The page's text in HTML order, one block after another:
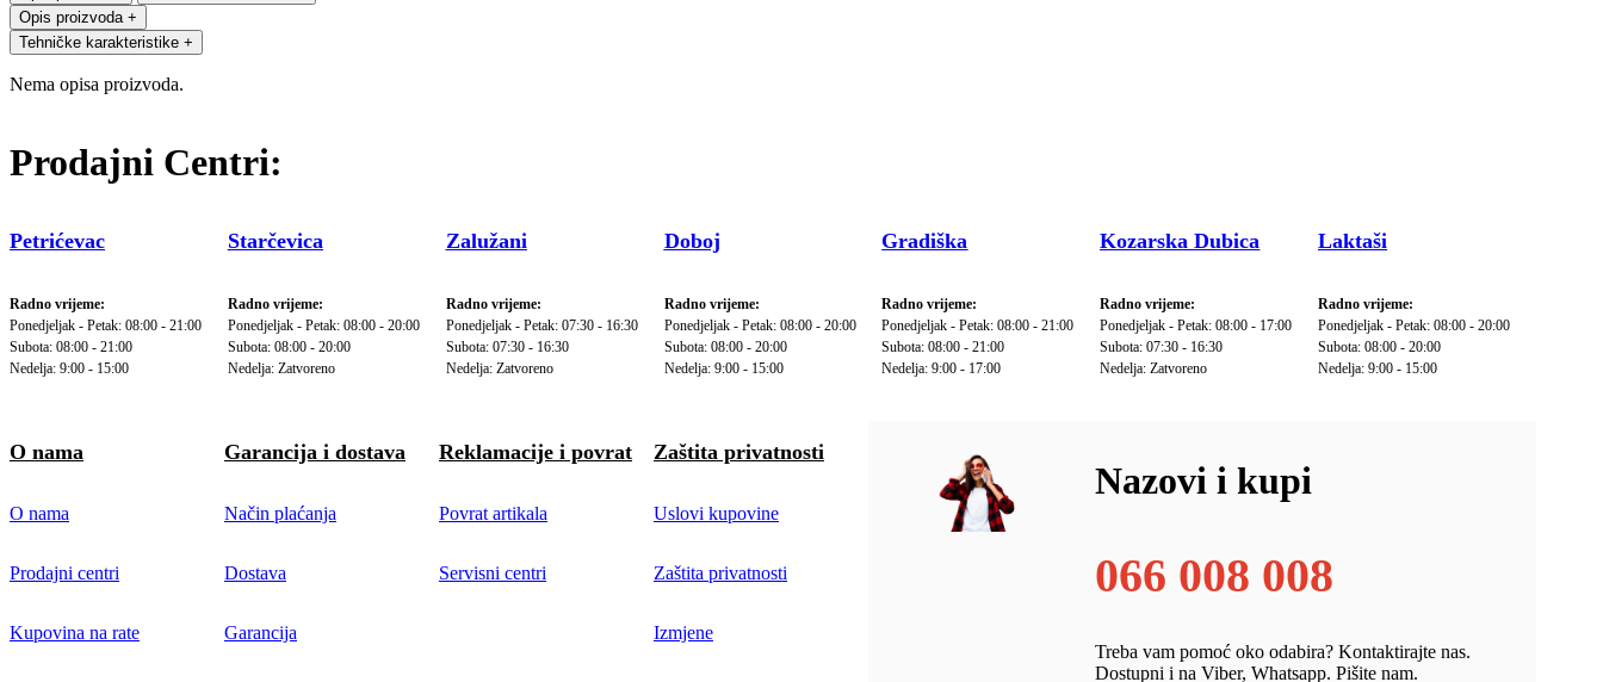
Opis proizvoda +
Tehničke karakteristike +
Nema opisa proizvoda.
Prodajni Centri:
Petrićevac
Radno vrijeme:
Ponedjeljak - Petak: 08:00 - 21:00
Subota: 08:00 - 21:00
Nedelja: 9:00 - 15:00
Starčevica
Radno vrijeme:
Ponedjeljak - Petak: 08:00 - 20:00
Subota: 08:00 - 20:00
Nedelja: Zatvoreno
Zalužani
Radno vrijeme:
Ponedjeljak - Petak: 07:30 - 16:30
Subota: 07:30 - 16:30
Nedelja: Zatvoreno
Doboj
Radno vrijeme:
Ponedjeljak - Petak: 08:00 - 20:00
Subota: 08:00 - 20:00
Nedelja: 9:00 - 15:00
Gradiška
Radno vrijeme:
Ponedjeljak - Petak: 08:00 - 21:00
Subota: 08:00 - 21:00
Nedelja: 9:00 - 17:00
Kozarska Dubica
Radno vrijeme:
Ponedjeljak - Petak: 08:00 - 17:00
Subota: 07:30 - 16:30
Nedelja: Zatvoreno
Laktaši
Radno vrijeme:
Ponedjeljak - Petak: 08:00 - 20:00
Subota: 08:00 - 20:00
Nedelja: 9:00 - 15:00
O nama
O nama
Prodajni centri
Kupovina na rate
Garancija i dostava
Način plaćanja
Dostava
Garancija
Reklamacije i povrat
Povrat artikala
Servisni centri
Zaštita privatnosti
Uslovi kupovine
Zaštita privatnosti
Izmjene
Nazovi i kupi
066 008 008
Treba vam pomoć oko odabira? Kontaktirajte nas.
Dostupni i na Viber, Whatsapp. Pišite nam.